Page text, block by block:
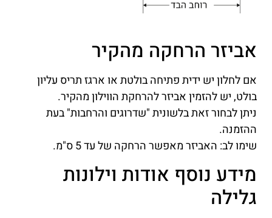
אביזר הרחקה מהקיר
אם לחלון יש ידית פתיחה בולטת או ארגז תריס עליון
בולט, יש להזמין אביזר להרחקת הווילון מהקיר.
ניתן לבחור זאת בלשונית "שדרוגים והרחבות" בעת
ההזמנה.
שימו לב: האביזר מאפשר הרחקה של עד 5 ס"מ.
מידע נוסף אודות וילונות
גלילה